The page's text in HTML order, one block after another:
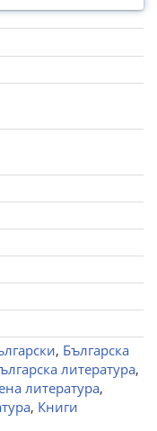
, Българска
литература,
литература,
, Книги